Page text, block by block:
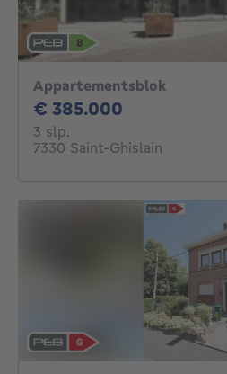
Appartementsblok
€ 385.000
3 slp.
7330 Saint-Ghislain